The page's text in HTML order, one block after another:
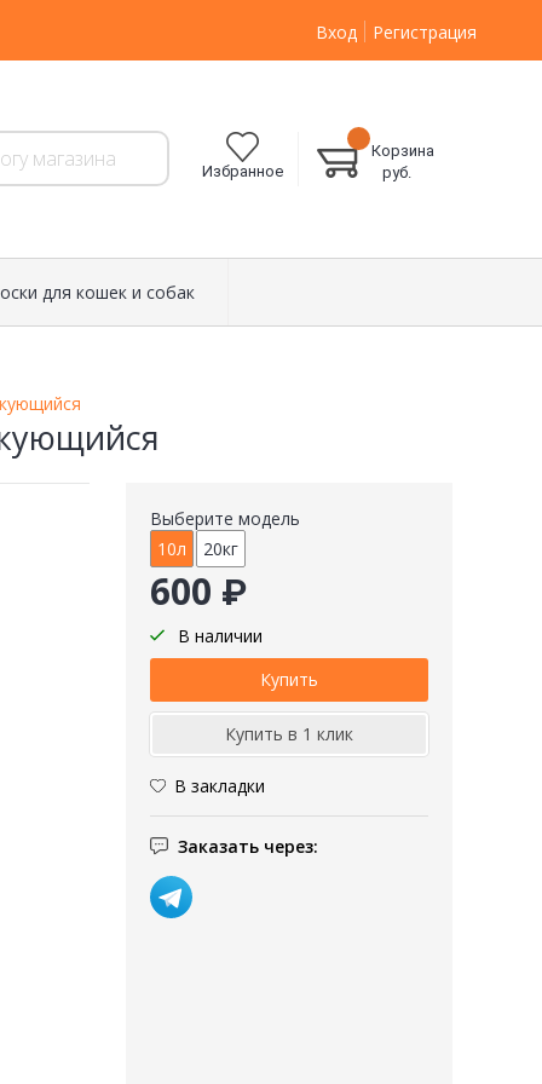
Вход Регистрация
Избранное
Корзина
руб.
для кошек и собак
Выберите модель
10л
20кг
600 ₽
В наличии
В закладки
Заказать через: